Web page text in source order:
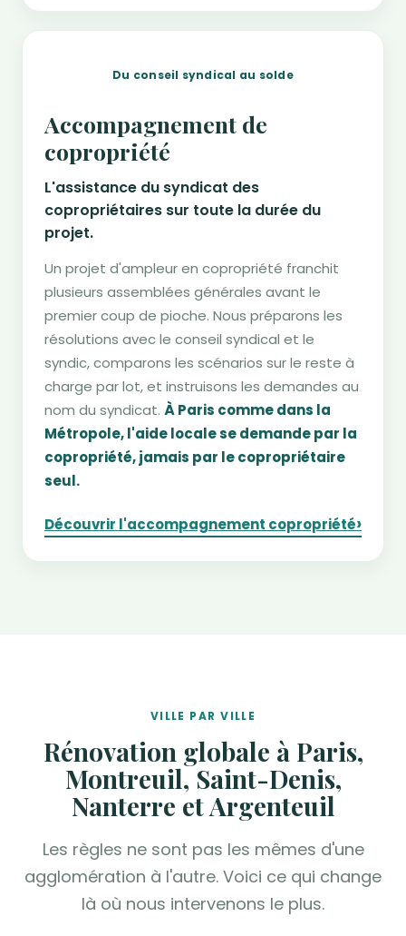
Du conseil syndical au solde
Accompagnement de
copropriété
L'assistance du syndicat des
copropriétaires sur toute la durée du
projet.
Un projet d'ampleur en copropriété franchit
plusieurs assemblées générales avant le
premier coup de pioche. Nous préparons les
résolutions avec le conseil syndical et le
syndic, comparons les scénarios sur le reste à
charge par lot, et instruisons les demandes au
nom du syndicat. À Paris comme dans la
Métropole, l'aide locale se demande par la
copropriété, jamais par le copropriétaire
seul.
Découvrir l'accompagnement copropriété›
VILLE PAR VILLE
Rénovation globale à Paris,
Montreuil, Saint-Denis,
Nanterre et Argenteuil
Les règles ne sont pas les mêmes d'une
agglomération à l'autre. Voici ce qui change
là où nous intervenons le plus.